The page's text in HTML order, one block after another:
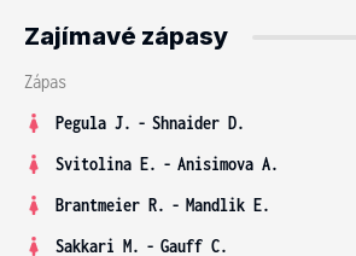
Zajímavé zápasy
Zápas
Pegula J. - Shnaider D.
Svitolina E. - Anisimova A.
Brantmeier R. - Mandlik E.
Sakkari M. - Gauff C.